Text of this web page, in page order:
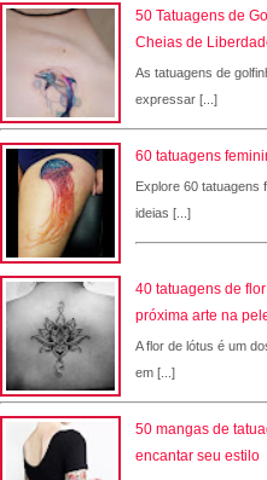
50 Tatuagens de
Cheias de
As tatuagens de
expressar [...]
60 tatuagens
Explore 60 tatuagens
ideias [...]
40 tatuagens de
próxima arte na
A flor de lótus é um
em [...]
50 mangas de
encantar seu estilo